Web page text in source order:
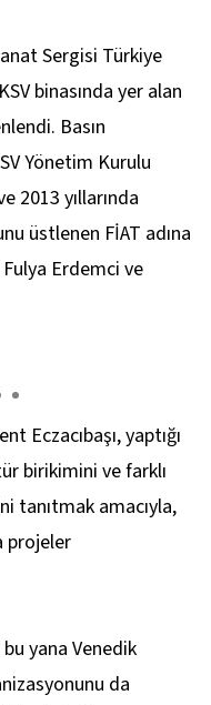
Sergisi Türkiye
binasında yer alan
Basın
Yönetim Kurulu
2013 yıllarında
üstlenen FİAT adına
Fulya Erdemci ve
Eczacıbaşı, yaptığı
birikimini ve farklı
tanıtmak amacıyla,
projeler
bu yana Venedik
da